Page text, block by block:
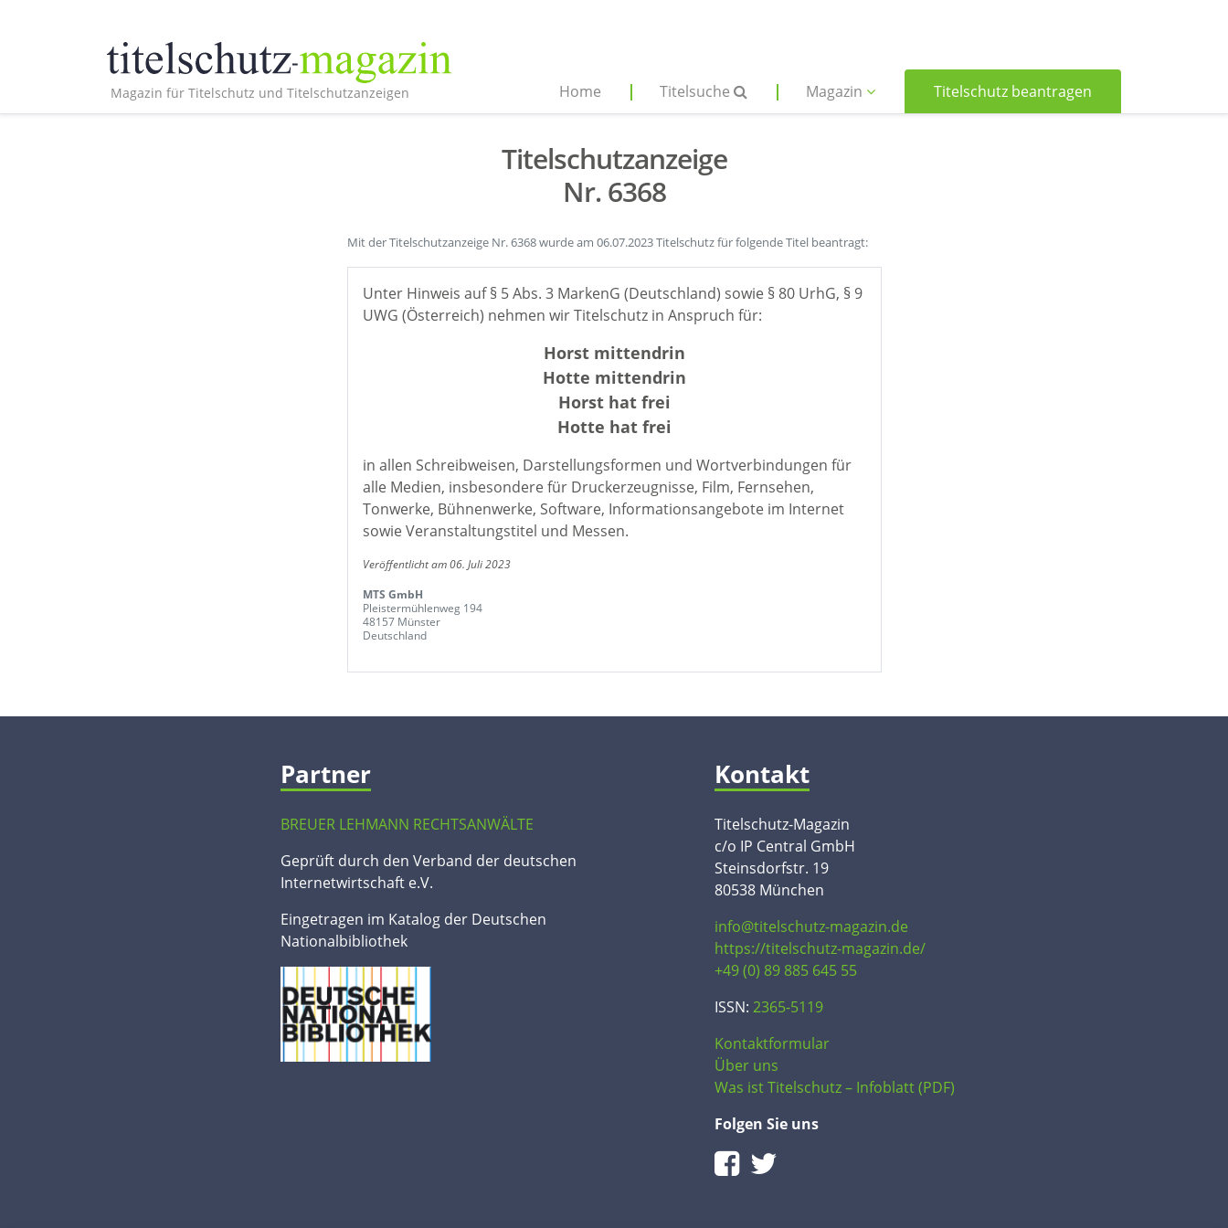
Magazin für Titelschutz und Titelschutzanzeigen Home Titelsuche Magazin Titelschutz beantragen
Titelschutzanzeige
Nr. 6368
Mit der Titelschutzanzeige Nr. 6368 wurde am 06.07.2023 Titelschutz für folgende Titel beantragt:
Unter Hinweis auf § 5 Abs. 3 MarkenG (Deutschland) sowie § 80 UrhG, § 9
UWG (Österreich) nehmen wir Titelschutz in Anspruch für:
Horst mittendrin
Hotte mittendrin
Horst hat frei
Hotte hat frei
in allen Schreibweisen, Darstellungsformen und Wortverbindungen für
alle Medien, insbesondere für Druckerzeugnisse, Film, Fernsehen,
Tonwerke, Bühnenwerke, Software, Informationsangebote im Internet
sowie Veranstaltungstitel und Messen.
Veröffentlicht am 06. Juli 2023
MTS GmbH
Pleistermühlenweg 194
48157 Münster
Deutschland
Partner
BREUER LEHMANN RECHTSANWÄLTE
Geprüft durch den Verband der deutschen
Internetwirtschaft e.V.
Eingetragen im Katalog der Deutschen
Nationalbibliothek
Kontakt
Titelschutz-Magazin
c/o IP Central GmbH
Steinsdorfstr. 19
80538 München
info@titelschutz-magazin.de
https://titelschutz-magazin.de/
+49 (0) 89 885 645 55
ISSN: 2365-5119
Kontaktformular
Über uns
Was ist Titelschutz – Infoblatt (PDF)
Folgen Sie uns